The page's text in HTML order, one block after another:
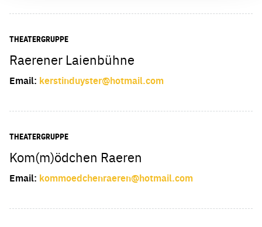
THEATERGRUPPE
Raerener Laienbühne
Email: kerstinduyster@hotmail.com
THEATERGRUPPE
Kom(m)ödchen Raeren
Email: kommoedchenraeren@hotmail.com